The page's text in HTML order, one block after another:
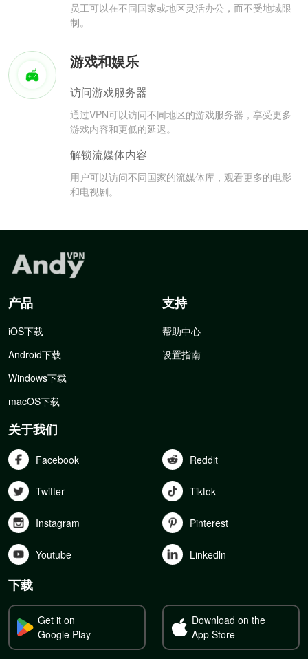
员工可以在不同国家或地区灵活办公，而不受地域限
制。
游戏和娱乐
访问游戏服务器
通过VPN可以访问不同地区的游戏服务器，享受更多
游戏内容和更低的延迟。
解锁流媒体内容
用户可以访问不同国家的流媒体库，观看更多的电影
和电视剧。
产品
iOS下载
Android下载
Windows下载
macOS下载
支持
帮助中心
设置指南
关于我们
Facebook Reddit
Twitter Tiktok
Instagram Pinterest
Youtube Linkedln
下载
Get it on
Google Play
Download on the
App Store